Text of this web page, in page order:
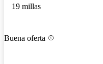
19 millas
Buena oferta